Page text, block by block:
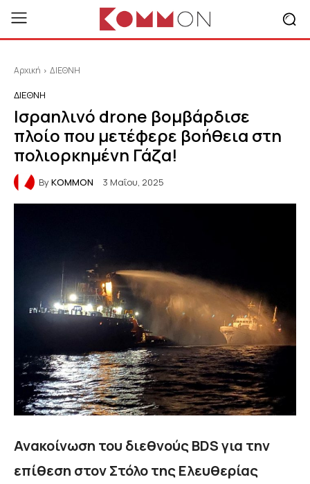
Αρχική ΔΙΕΘΝΗ
ΔΙΕΘΝΗ
Ισραηλινό drone βομβάρδισε
πλοίο που μετέφερε βοήθεια στη
πολιορκημένη Γάζα!
ByKOMMON 3 Μαΐου, 2025
Ανακοίνωση του διεθνούς BDSγια την
επίθεση στον Στόλο της Ελευθερίας